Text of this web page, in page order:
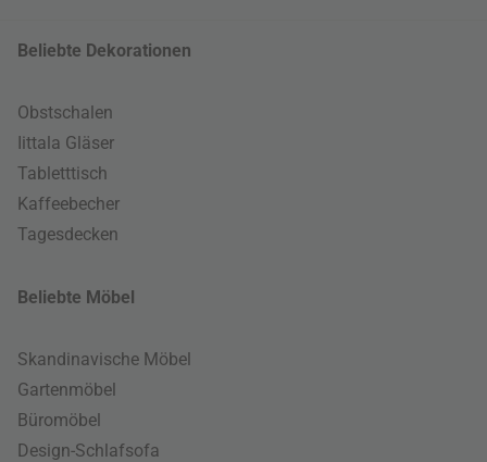
Beliebte Dekorationen
Obstschalen
Iittala Gläser
Tabletttisch
Kaffeebecher
Tagesdecken
Beliebte Möbel
Skandinavische Möbel
Gartenmöbel
Büromöbel
Design-Schlafsofa